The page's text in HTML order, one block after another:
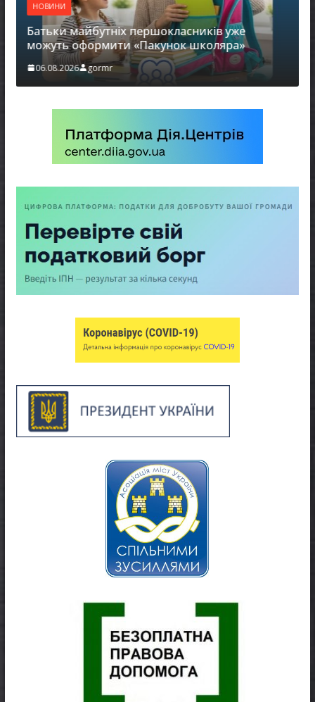
НОВИНИ
Батьки майбутніх першокласників уже
можуть оформити «Пакунок школяра»
06.08.2026 gormr